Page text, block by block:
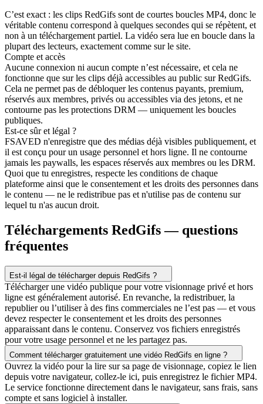
C’est exact : les clips RedGifs sont de courtes boucles MP4, donc le
véritable contenu correspond à quelques secondes qui se répètent, et
non à un téléchargement partiel. La vidéo sera lue en boucle dans la
plupart des lecteurs, exactement comme sur le site.
Compte et accès
Aucune connexion ni aucun compte n’est nécessaire, et cela ne
fonctionne que sur les clips déjà accessibles au public sur RedGifs.
Cela ne permet pas de débloquer les contenus payants, premium,
réservés aux membres, privés ou accessibles via des jetons, et ne
contourne pas les protections DRM — uniquement les boucles
publiques.
Est-ce sûr et légal ?
FSAVED n'enregistre que des médias déjà visibles publiquement, et
il est conçu pour un usage personnel et hors ligne. Il ne contourne
jamais les paywalls, les espaces réservés aux membres ou les DRM.
Quoi que tu enregistres, respecte les conditions de chaque
plateforme ainsi que le consentement et les droits des personnes dans
le contenu — ne le redistribue pas et n'utilise pas de contenu sur
lequel tu n'as aucun droit.
Téléchargements RedGifs — questions
fréquentes
Est-il légal de télécharger depuis RedGifs ?
Télécharger une vidéo publique pour votre visionnage privé et hors
ligne est généralement autorisé. En revanche, la redistribuer, la
republier ou l’utiliser à des fins commerciales ne l’est pas — et vous
devez respecter le consentement et les droits des personnes
apparaissant dans le contenu. Conservez vos fichiers enregistrés
pour votre usage personnel et ne les partagez pas.
Comment télécharger gratuitement une vidéo RedGifs en ligne ?
Ouvrez la vidéo pour la lire sur sa page de visionnage, copiez le lien
depuis votre navigateur, collez-le ici, puis enregistrez le fichier MP4.
Le service fonctionne directement dans le navigateur, sans frais, sans
compte et sans logiciel à installer.